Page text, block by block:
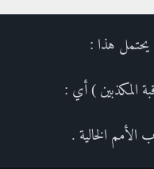
يحتمل هذا :
المكذبين ) أي :
الخالية .